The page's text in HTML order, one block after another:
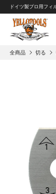
重要なおしらせ
2024年8月1日 価格
ドイツ製プロ用フィ
全商品 切る